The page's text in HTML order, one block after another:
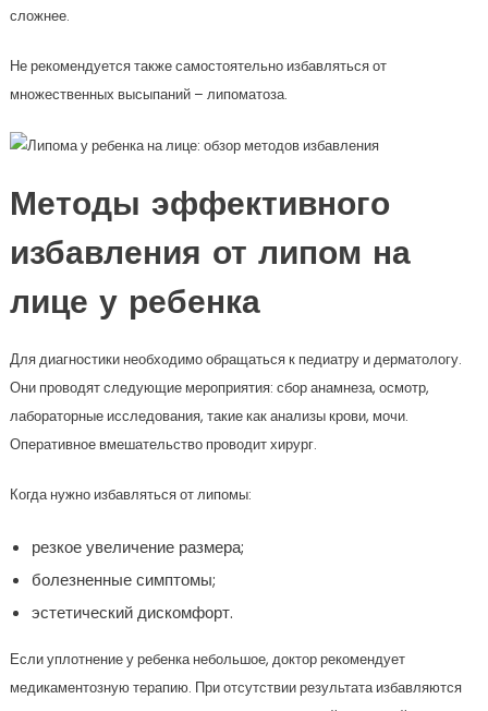
сложнее.
Не рекомендуется также самостоятельно избавляться от
множественных высыпаний – липоматоза.
Методы эффективного
избавления от липом на
лице у ребенка
Для диагностики необходимо обращаться к педиатру и дерматологу.
Они проводят следующие мероприятия: сбор анамнеза, осмотр,
лабораторные исследования, такие как анализы крови, мочи.
Оперативное вмешательство проводит хирург.
Когда нужно избавляться от липомы:
резкое увеличение размера;
болезненные симптомы;
эстетический дискомфорт.
Если уплотнение у ребенка небольшое, доктор рекомендует
медикаментозную терапию. При отсутствии результата избавляются